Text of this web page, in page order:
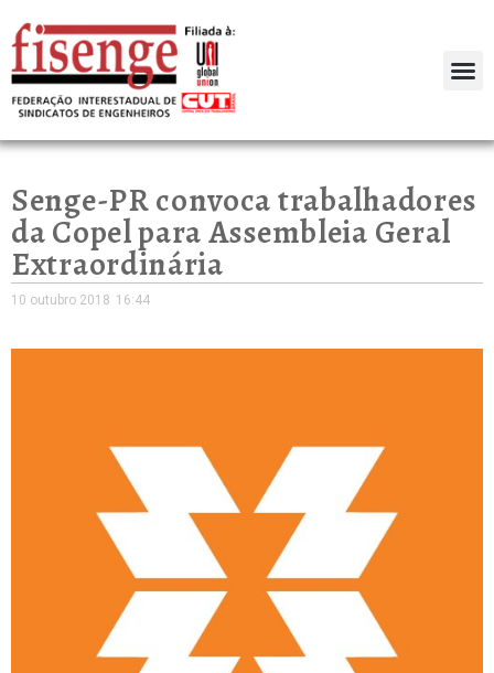
Senge-PR convoca trabalhadores
da Copel para Assembleia Geral
Extraordinária
10 outubro 2018 16:44